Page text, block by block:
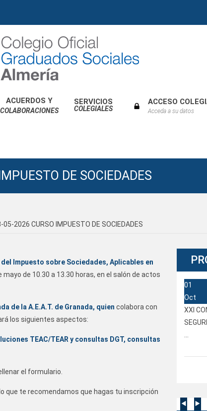
ACUERDOS Y
COLABORACIONES
SERVICIOS
COLEGIALES
ACCESO
Acceda a su datos
05-2026 CURSO IMPUESTO DE SOCIEDADES
DE SOCIEDADES
Impuesto sobre Sociedades, Aplicables en
de 10.30 a 13.30 horas, en el salón de actos
de la A.E.A.T. de Granada, quien colabora con
los siguientes aspectos:
TEAC/TEAR y consultas DGT, consultas
el formulario.
que te recomendamos que hagas tu inscripción
01
Oct
XXI
...